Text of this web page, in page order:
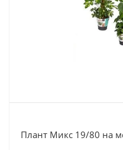
Плант Микс 19/80 на